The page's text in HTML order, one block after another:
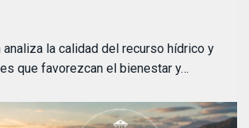
la calidad del recurso hídrico y
que favorezcan el bienestar y…